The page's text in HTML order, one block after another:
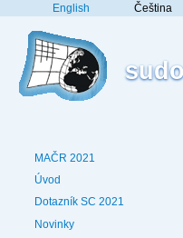
English Čeština
MAČR 2021
Úvod
Dotazník SC 2021
Novinky